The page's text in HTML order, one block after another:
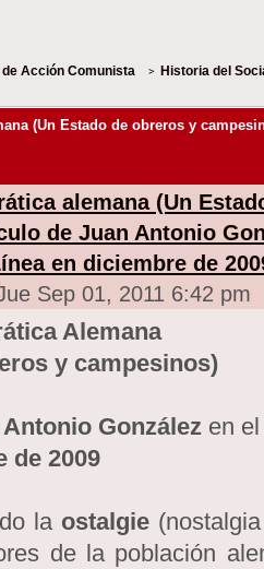
Acción Comunista Historia del
(Un Estado de obreros y
alemana (Un
de Juan Antonio
en diciembre de
Sep 01, 2011 6:42 pm
Alemana
y campesinos)
González en
de 2009
la ostalgie
de la población